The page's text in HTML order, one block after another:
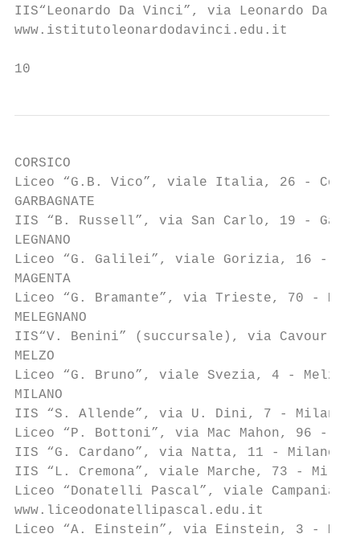
IIS“Leonardo Da Vinci”, via Leonardo Da
www.istitutoleonardodavinci.edu.it
10
CORSICO
Liceo “G.B. Vico”, viale Italia, 26 -
GARBAGNATE
IIS “B. Russell”, via San Carlo, 19 -
LEGNANO
Liceo “G. Galilei”, viale Gorizia, 16 -
MAGENTA
Liceo “G. Bramante”, via Trieste, 70 -
MELEGNANO
IIS“V. Benini” (succursale), via Cavour,
MELZO
Liceo “G. Bruno”, viale Svezia, 4 - Melzo,
MILANO
IIS “S. Allende”, via U. Dini, 7 - Milano,
Liceo “P. Bottoni”, via Mac Mahon, 96 -
IIS “G. Cardano”, via Natta, 11 - Milano,
IIS “L. Cremona”, viale Marche, 73 -
Liceo “Donatelli Pascal”, viale
www.liceodonatellipascal.edu.it
Liceo “A. Einstein”, via Einstein, 3 -